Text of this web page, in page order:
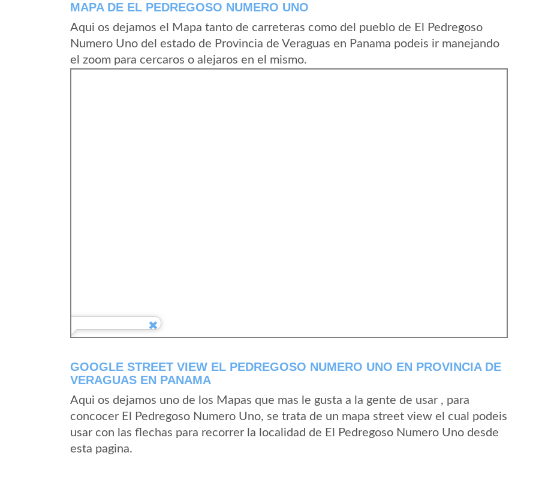
MAPA DE EL PEDREGOSO NUMERO UNO
Aqui os dejamos el Mapa tanto de carreteras como del pueblo de El Pedregoso
Numero Uno del estado de Provincia de Veraguas en Panama podeis ir manejando
el zoom para cercaros o alejaros en el mismo.
GOOGLE STREET VIEW EL PEDREGOSO NUMERO UNO EN PROVINCIA DE
VERAGUAS EN PANAMA
Aqui os dejamos uno de los Mapas que mas le gusta a la gente de usar , para
concocer El Pedregoso Numero Uno, se trata de un mapa street view el cual podeis
usar con las flechas para recorrer la localidad de El Pedregoso Numero Uno desde
esta pagina.